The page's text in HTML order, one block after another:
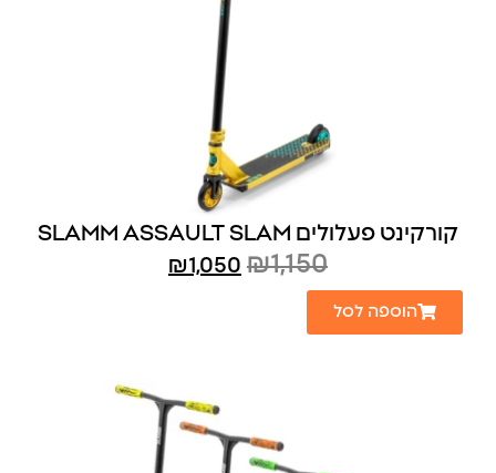
קורקינט פעלולים SLAMM ASSAULT SLAM
₪1,150
₪1,050
הוספה לסל